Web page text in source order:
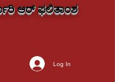
ಆರ್ ಫಲಿತಾಂಶ
Log In